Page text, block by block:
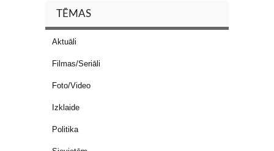
TĒMAS
Aktuāli
Filmas/Seriāli
Foto/Video
Izklaide
Politika